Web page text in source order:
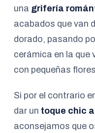
una grifería
acabados que van
dorado, pasando
cerámica en la que
con pequeñas
Si por el contrario
dar un toque chic
aconsejamos que